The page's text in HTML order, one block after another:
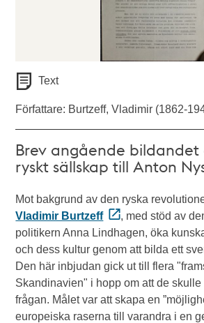
Text
Författare: Burtzeff, Vladimir (1862-
Brev angående bildandet
ryskt sällskap till Anton
Mot bakgrund av den ryska
Vladimir Burtzeff
, med stöd av
politikern Anna Lindhagen, öka
och dess kultur genom att bilda ett
Den här inbjudan gick ut till flera
Skandinavien" i hopp om att de
frågan. Målet var att skapa en
europeiska raserna till varandra i en